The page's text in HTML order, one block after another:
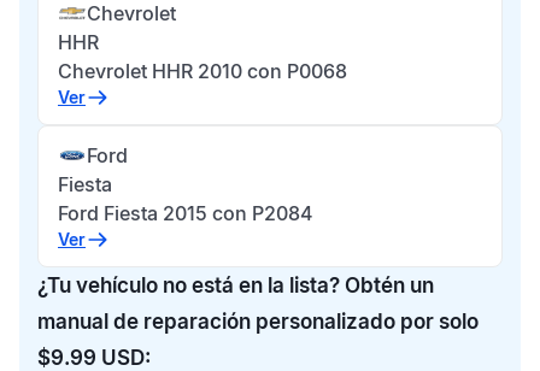
Chevrolet
HHR
Chevrolet HHR 2010 con P0068
Ver
Ford
Fiesta
Ford Fiesta 2015 con P2084
Ver
¿Tu vehículo no está en la lista? Obtén un
manual de reparación personalizado por solo
$9.99 USD: